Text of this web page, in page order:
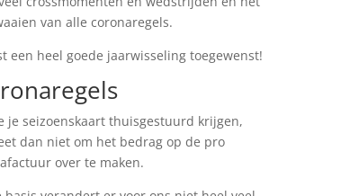
van alle coronaregels.
een heel goede jaarwisseling toegewenst!
je seizoenskaart thuisgestuurd krijgen,
dan niet om het bedrag op de pro
over te maken.